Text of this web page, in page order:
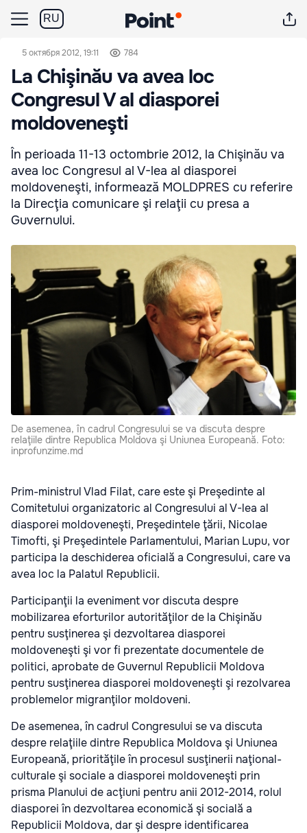
RU
5 октября 2012, 19:11 784
La Chişinău va avea loc
Congresul V al diasporei
moldoveneşti
În perioada 11-13 octombrie 2012, la Chişinău va
avea loc Congresul al V-lea al diasporei
moldoveneşti, informează MOLDPRES cu referire
la Direcţia comunicare şi relaţii cu presa a
Guvernului.
De asemenea, în cadrul Congresului se va discuta despre
relaţiile dintre Republica Moldova şi Uniunea Europeană. Foto:
inprofunzime.md
Prim-ministrul Vlad Filat, care este şi Preşedinte al
Comitetului organizatoric al Congresului al V-lea al
diasporei moldoveneşti, Preşedintele ţării, Nicolae
Timofti, şi Preşedintele Parlamentului, Marian Lupu, vor
participa la deschiderea oficială a Congresului, care va
avea loc la Palatul Republicii.
Participanţii la eveniment vor discuta despre
mobilizarea eforturilor autorităţilor de la Chişinău
pentru susţinerea şi dezvoltarea diasporei
moldoveneşti şi vor fi prezentate documentele de
politici, aprobate de Guvernul Republicii Moldova
pentru susţinerea diasporei moldoveneşti şi rezolvarea
problemelor migranţilor moldoveni.
De asemenea, în cadrul Congresului se va discuta
despre relaţiile dintre Republica Moldova şi Uniunea
Europeană, priorităţile în procesul susţinerii naţional-
culturale şi sociale a diasporei moldoveneşti prin
prisma Planului de acţiuni pentru anii 2012-2014, rolul
diasporei în dezvoltarea economică şi socială a
Republicii Moldova, dar şi despre identificarea